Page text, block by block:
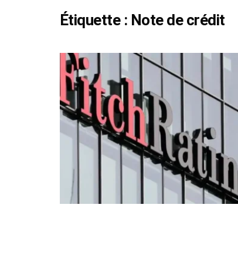
Étiquette : Note de crédit